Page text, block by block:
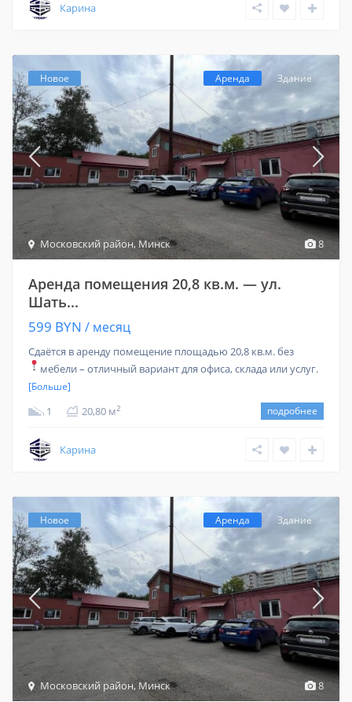
Карина
8
Московский район, Минск
Новое Аренда Здание
Аренда помещения 20,8 кв.м. — ул.
Шать...
599 BYN / месяц
Сдаётся в аренду помещение площадью 20,8 кв.м. без
мебели – отличный вариант для офиса, склада или услуг.
[Больше]
1 20,80 м2 подробнее
Карина
8
Московский район, Минск
Новое Аренда Здание